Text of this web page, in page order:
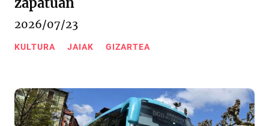
zapatuan
2026/07/23
KULTURA JAIAK GIZARTEA